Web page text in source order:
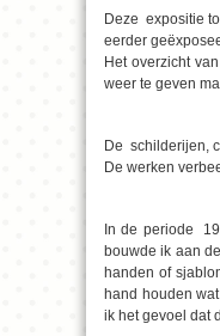
Deze expositie
eerder
Het overzicht
weer te geven
De schilderijen,
De werken
In de periode
bouwde ik aan
handen of
hand houden
ik het gevoel dat